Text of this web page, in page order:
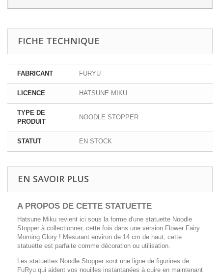
FICHE TECHNIQUE
FABRICANT FURYU
LICENCE HATSUNE MIKU
TYPE DE
PRODUIT
NOODLE STOPPER
STATUT EN STOCK
EN SAVOIR PLUS
A PROPOS DE CETTE STATUETTE
Hatsune Miku revient ici sous la forme d'une statuette Noodle
Stopper à collectionner, cette fois dans une version Flower Fairy
Morning Glory ! Mesurant environ de 14 cm de haut, cette
statuette est parfaite comme décoration ou utilisation.
Les statuettes Noodle Stopper sont une ligne de figurines de
FuRyu qui aident vos nouilles instantanées à cuire en maintenant